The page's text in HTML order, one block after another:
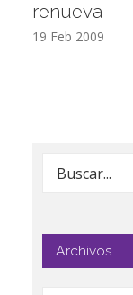
renueva
19 Feb 2009
Buscar:
Archivos